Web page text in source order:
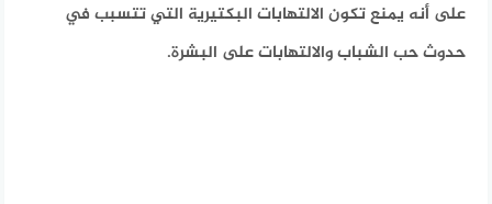
على أنه يمنع تكون الالتهابات البكتيرية التي تتسبب في
حدوث حب الشباب والالتهابات على البشرة.